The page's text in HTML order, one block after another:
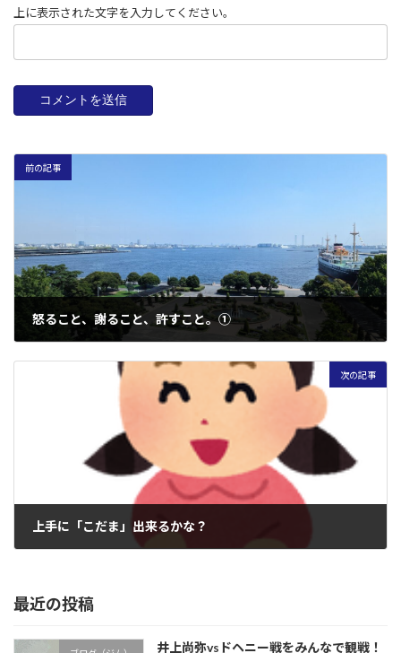
上に表示された文字を入力してください。
前の記事
怒ること、謝ること、許すこと。①
次の記事
上手に「こだま」出来るかな？
最近の投稿
井上尚弥vsドヘニー戦をみんなで観戦！